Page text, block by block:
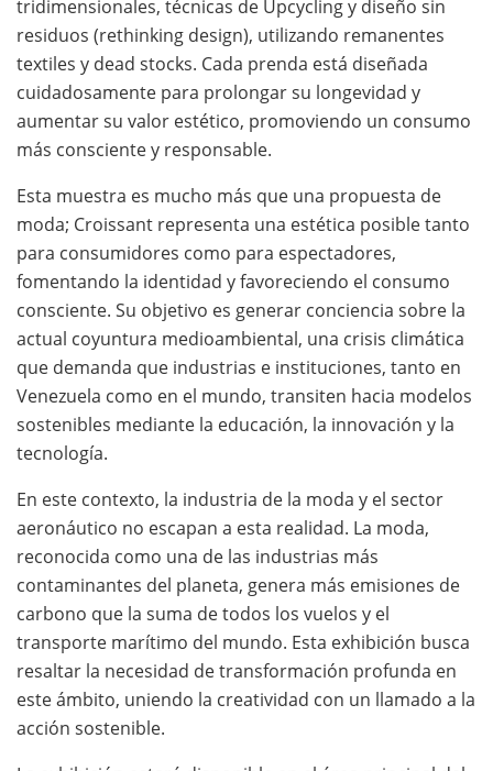
tridimensionales, técnicas de Upcycling y diseño sin
residuos (rethinking design), utilizando remanentes
textiles y dead stocks. Cada prenda está diseñada
cuidadosamente para prolongar su longevidad y
aumentar su valor estético, promoviendo un consumo
más consciente y responsable.
Esta muestra es mucho más que una propuesta de
moda; Croissant representa una estética posible tanto
para consumidores como para espectadores,
fomentando la identidad y favoreciendo el consumo
consciente. Su objetivo es generar conciencia sobre la
actual coyuntura medioambiental, una crisis climática
que demanda que industrias e instituciones, tanto en
Venezuela como en el mundo, transiten hacia modelos
sostenibles mediante la educación, la innovación y la
tecnología.
En este contexto, la industria de la moda y el sector
aeronáutico no escapan a esta realidad. La moda,
reconocida como una de las industrias más
contaminantes del planeta, genera más emisiones de
carbono que la suma de todos los vuelos y el
transporte marítimo del mundo. Esta exhibición busca
resaltar la necesidad de transformación profunda en
este ámbito, uniendo la creatividad con un llamado a la
acción sostenible.